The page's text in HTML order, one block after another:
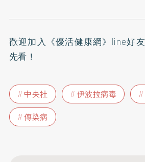
歡迎加入 《優活健康網》line好友
先看！
中央社 伊波拉病毒
傳染病